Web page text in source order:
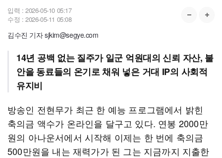
입력 : 2026-05-10 05:17
수정 : 2026-05-11 05:08
김수진 기자 sjkim@segye.com
14년 공백 없는 질주가 일군 억원대의 신뢰 자산, 불
안을 동료들의 온기로 채워 넣은 거대 IP의 사회적
유지비
방송인 전현무가 최근 한 예능 프로그램에서 밝힌
축의금 액수가 온라인을 달구고 있다. 연봉 2000만
원의 아나운서에서 시작해 이제는 한 번에 축의금
500만원을 내는 재력가가 된 그는 지금까지 지출한